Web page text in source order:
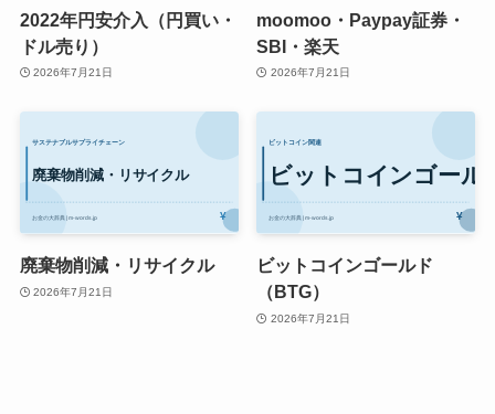
2022年円安介入（円買い・
ドル売り）
2026年7月21日
moomoo・Paypay証券・
SBI・楽天
2026年7月21日
廃棄物削減・リサイクル
2026年7月21日
ビットコインゴールド
（BTG）
2026年7月21日